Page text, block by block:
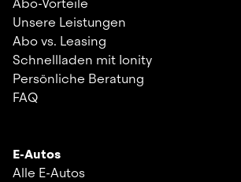
Abo-Vorteile
Unsere Leistungen
Abo vs. Leasing
Schnellladen mit Ionity
Persönliche Beratung
FAQ
E-Autos
Alle E-Autos